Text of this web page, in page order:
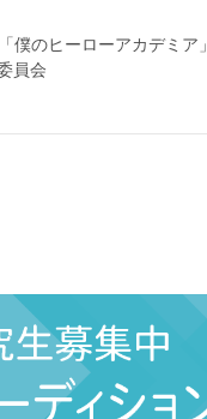
僕のヒーローアカデミア」
員会